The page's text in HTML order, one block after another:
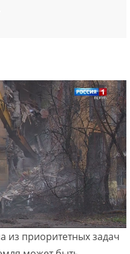
из приоритетных задач